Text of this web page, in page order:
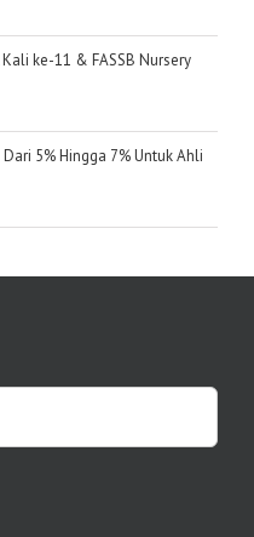
ke-11 & FASSB Nursery
5% Hingga 7% Untuk Ahli